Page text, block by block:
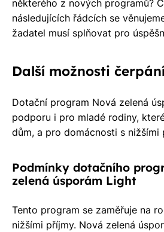
některého z nových programů?
následujících řádcích se
žadatel musí splňovat pro
Další možnosti
Dotační program Nová zelená
podporu i pro mladé rodiny,
dům, a pro domácnosti s nižšími
Podmínky dotačního
zelená úsporám Light
Tento program se zaměřuje na
nižšími příjmy. Nová zelená